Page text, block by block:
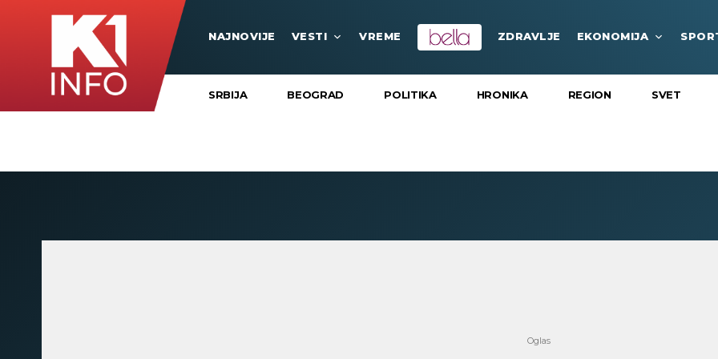
NAJNOVIJE VESTI VREME ZDRAVLJE EKONOMIJA
SRBIJA BEOGRAD POLITIKA HRONIKA REGION SVET